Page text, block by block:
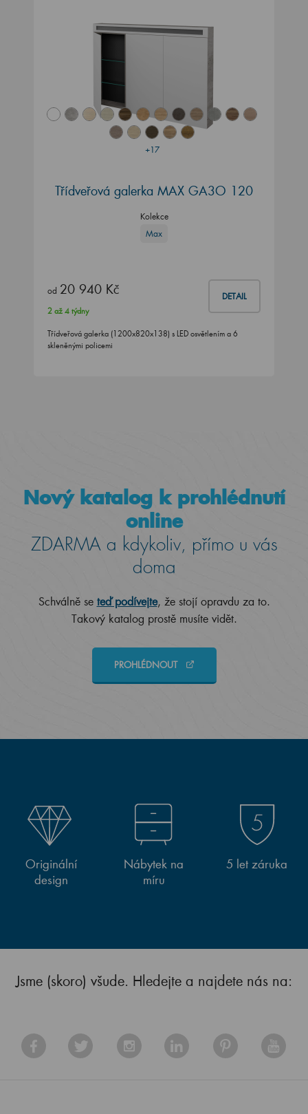
+17
Třídveřová galerka MAX GA3O 120
Kolekce
Max
od 20 940 Kč DETAIL
2 až 4 týdny
Třídveřová galerka (1200x820x138) s LED osvětlením a 6
skleněnými policemi
Nový katalog k prohlédnutí
online
ZDARMA a kdykoliv, přímo u vás
doma
Schválně se teď podívejte, že stojí opravdu za to.
Takový katalog prostě musíte vidět.
PROHLÉDNOUT
Originální
design
Nábytek na
míru
5 let záruka
Jsme (skoro) všude. Hledejte a najdete nás na: